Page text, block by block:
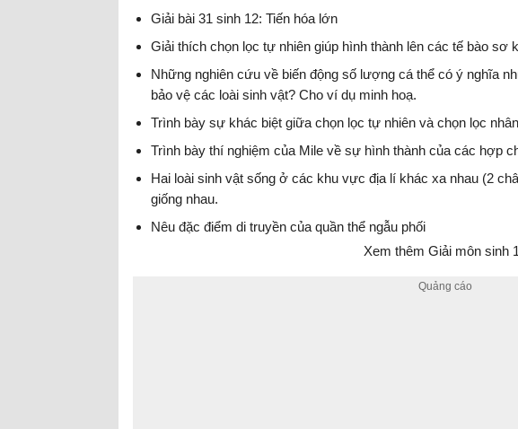
Giải bài 31 sinh 12: Tiến hóa lớn
Giải thích chọn lọc tự nhiên giúp hình thành lên các tế bào sơ
Những nghiên cứu về biến động số lượng cá thể có ý nghĩa
bảo vệ các loài sinh vật? Cho ví dụ minh hoạ.
Trình bày sự khác biệt giữa chọn lọc tự nhiên và chọn lọc
Trình bày thí nghiệm của Mile về sự hình thành của các hợp
Hai loài sinh vật sống ở các khu vực địa lí khác xa nhau (2
giống nhau.
Nêu đặc điểm di truyền của quần thể ngẫu phối
Xem thêm Giải môn sinh